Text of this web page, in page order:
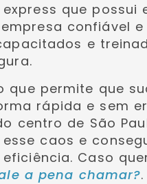
que possui
confiável e
e
que permite que
rápida e sem
centro de São
caos e
Caso
a pena chamar?.